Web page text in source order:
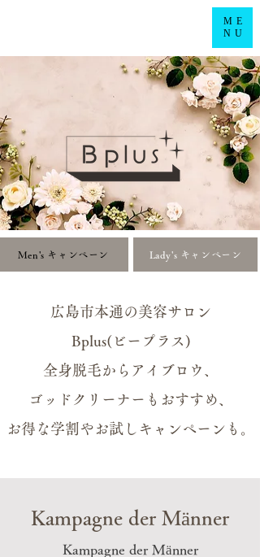
Men's キャンペーン Lady's キャンペーン
広島市本通の美容サロン
Bplus(ビープラス)
全身脱毛からアイブロウ、
ゴッドクリーナーもおすすめ、
お得な学割やお試しキャンペーンも。
ME
NU
Kampagne der Männer
Kampagne der Männer